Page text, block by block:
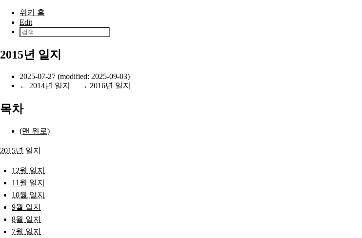
본문으로 건너뛰기
위키 홈
Edit
2015년 일지
2025-07-27 (modified: 2025-09-03)
← 2014년 일지 → 2016년 일지
목차
(맨 위로)
2015년 일지
12월 일지
11월 일지
10월 일지
9월 일지
8월 일지
7월 일지